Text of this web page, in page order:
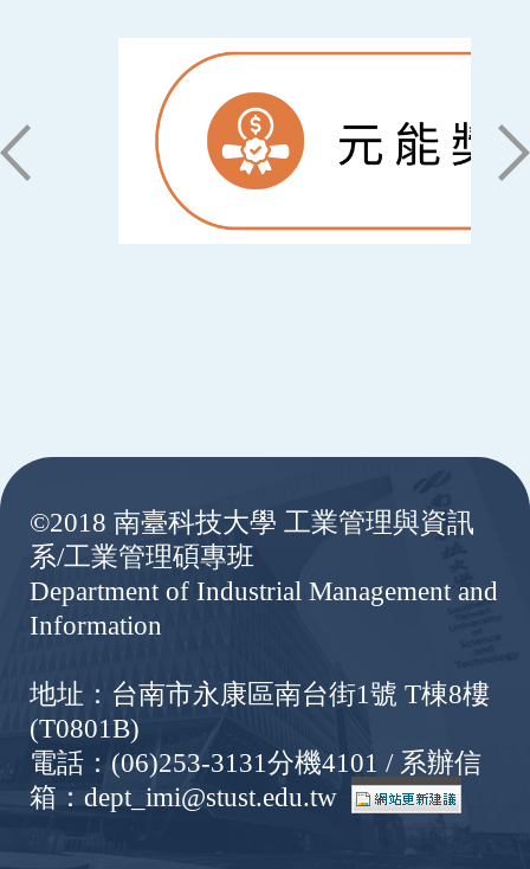
©2018 南臺科技大學 工業管理與資訊
系/工業管理碩專班
Department of Industrial Management and
Information
地址：台南市永康區南台街1號 T棟8樓
(T0801B)
電話：(06)253-3131分機4101 / 系辦信
箱：dept_imi@stust.edu.tw